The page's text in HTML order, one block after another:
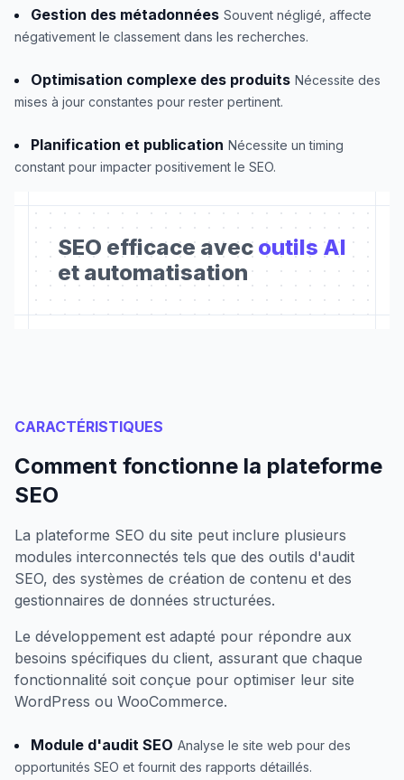
SEO efficace avec outils AI
et automatisation
Gestion des métadonnées Souvent négligé, affecte
négativement le classement dans les recherches.
Optimisation complexe des produits Nécessite des
mises à jour constantes pour rester pertinent.
Planification et publication Nécessite un timing
constant pour impacter positivement le SEO.
CARACTÉRISTIQUES
Comment fonctionne la plateforme
SEO
La plateforme SEO du site peut inclure plusieurs
modules interconnectés tels que des outils d'audit
SEO, des systèmes de création de contenu et des
gestionnaires de données structurées.
Le développement est adapté pour répondre aux
besoins spécifiques du client, assurant que chaque
fonctionnalité soit conçue pour optimiser leur site
WordPress ou WooCommerce.
Module d'audit SEO Analyse le site web pour des
opportunités SEO et fournit des rapports détaillés.